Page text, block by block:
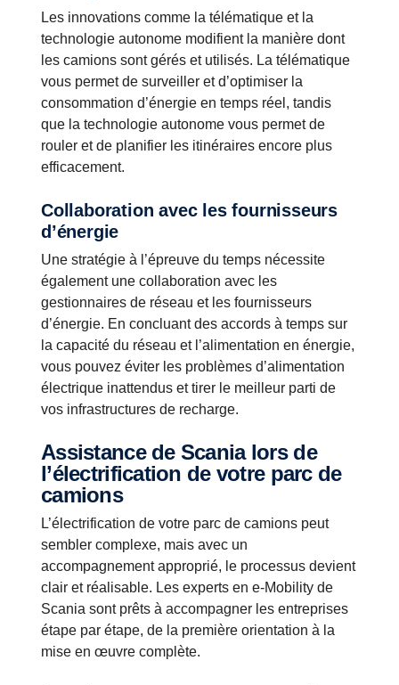
Les innovations comme la télématique et la
technologie autonome modifient la manière dont
les camions sont gérés et utilisés. La télématique
vous permet de surveiller et d’optimiser la
consommation d’énergie en temps réel, tandis
que la technologie autonome vous permet de
rouler et de planifier les itinéraires encore plus
efficacement.
Collaboration avec les fournisseurs
d’énergie
Une stratégie à l’épreuve du temps nécessite
également une collaboration avec les
gestionnaires de réseau et les fournisseurs
d’énergie. En concluant des accords à temps sur
la capacité du réseau et l’alimentation en énergie,
vous pouvez éviter les problèmes d’alimentation
électrique inattendus et tirer le meilleur parti de
vos infrastructures de recharge.
Assistance de Scania lors de
l’électrification de votre parc de
camions
L’électrification de votre parc de camions peut
sembler complexe, mais avec un
accompagnement approprié, le processus devient
clair et réalisable. Les experts en e-Mobility de
Scania sont prêts à accompagner les entreprises
étape par étape, de la première orientation à la
mise en œuvre complète.